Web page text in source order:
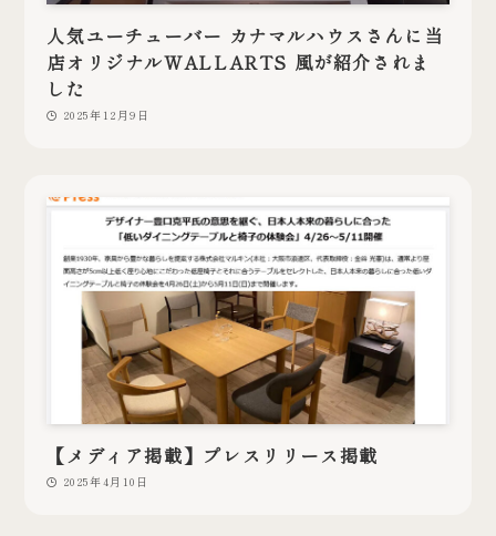
人気ユーチューバー カナマルハウスさんに当
店オリジナルWALLARTS 風が紹介されま
した
2025年12月9日
【メディア掲載】プレスリリース掲載
2025年4月10日